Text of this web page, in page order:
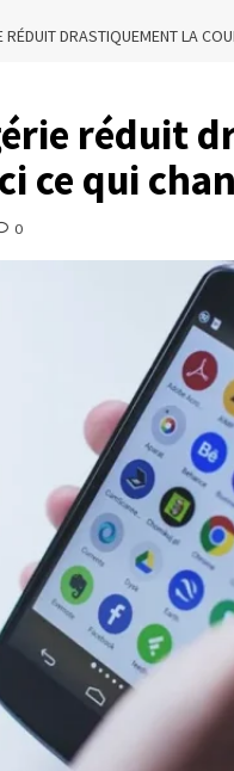
RÉDUIT DRASTIQUEMENT LA
réduit
ce qui
0